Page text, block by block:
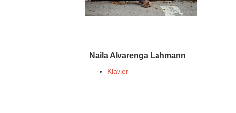
Naila Alvarenga Lahmann
Klavier